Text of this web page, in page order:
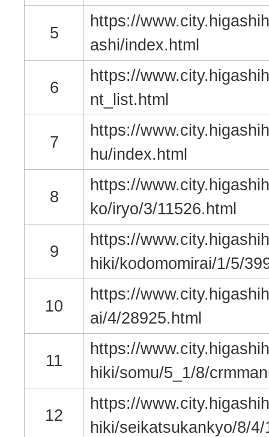
5
https://
ashi/index.html
6
https://
nt_list.html
7
https://
hu/index.html
8
https://
ko/iryo/3/11526.html
9
https://
hiki/kodomomirai/1/5/
10
https://
ai/4/28925.html
11
https://
hiki/somu/5_1/8/
12
https://
hiki/seikatsukankyo/8/